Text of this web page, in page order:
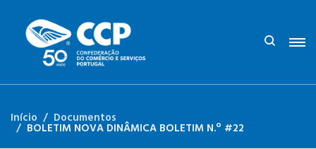
Início Documentos
BOLETIM NOVA DINÂMICA BOLETIM N.º #22